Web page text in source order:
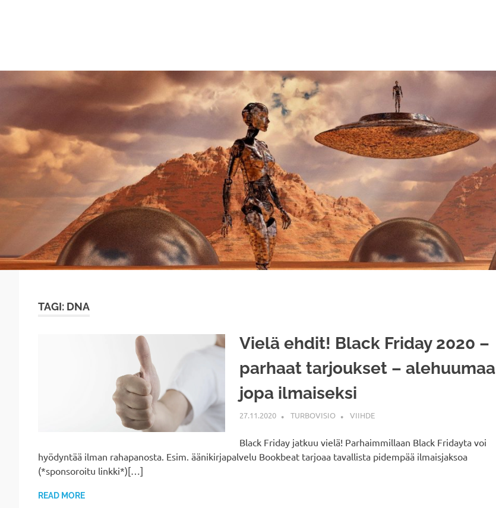
TAGI: DNA
Vielä ehdit! Black Friday 2020 –
parhaat tarjoukset – alehuumaa
jopa ilmaiseksi
27.11.2020 TURBOVISIO VIIHDE
Black Friday jatkuu vielä! Parhaimmillaan Black Fridayta voi
hyödyntää ilman rahapanosta. Esim. äänikirjapalvelu Bookbeat tarjoaa tavallista pidempää ilmaisjaksoa
(*sponsoroitu linkki*)[…]
READ MORE